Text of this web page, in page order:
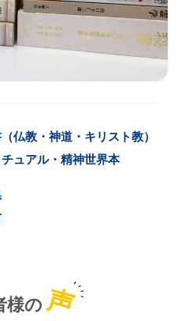
仏教・神道・キリスト教）
チュアル・精神世界本
様の声